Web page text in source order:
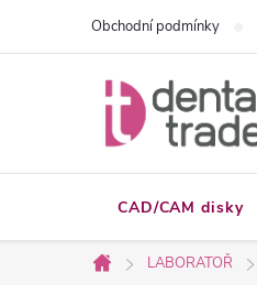
Obchodní podmínky
CAD/CAM disky
Domů
LABORATOŘ